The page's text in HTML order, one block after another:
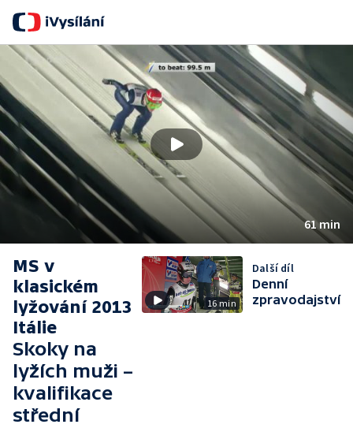
61 min
MS v
klasickém
lyžování 2013
Itálie
Skoky na
lyžích muži –
kvalifikace
střední
16 min
Další díl
Denní
zpravodajství